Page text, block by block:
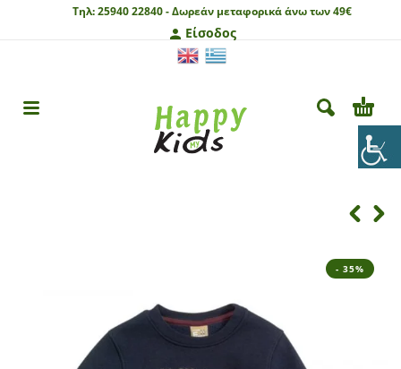
Τηλ:25940 22840 -Δωρεάν μεταφορικά άνω των 49€
Είσοδος
- 35%